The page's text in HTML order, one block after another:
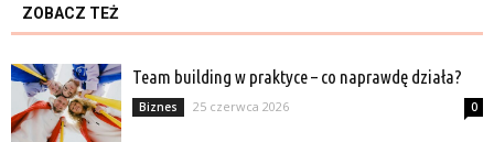
ZOBACZ TEŻ
Team building w praktyce – co naprawdę działa?
Biznes 25 czerwca 2026 0